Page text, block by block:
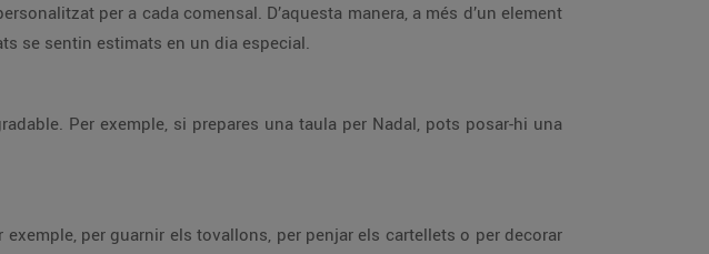
per a cada comensal. D’aquesta manera, a més d’un element
se sentin estimats en un dia especial.
Per exemple, si prepares una taula per Nadal, pots posar-hi una
per guarnir els tovallons, per penjar els cartellets o per decorar